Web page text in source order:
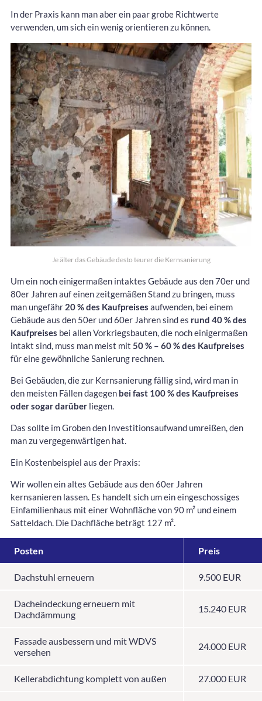
In der Praxis kann man aber ein paar grobe Richtwerte
verwenden, um sich ein wenig orientieren zu können.
Je älter das Gebäude desto teurer die Kernsanierung
Um ein noch einigermaßen intaktes Gebäude aus den 70er und
80er Jahren auf einen zeitgemäßen Stand zu bringen, muss
man ungefähr 20 % des Kaufpreises aufwenden, bei einem
Gebäude aus den 50er und 60er Jahren sind es rund 40 % des
Kaufpreises bei allen Vorkriegsbauten, die noch einigermaßen
intakt sind, muss man meist mit 50 % – 60 % des Kaufpreises
für eine gewöhnliche Sanierung rechnen.
Bei Gebäuden, die zur Kernsanierung fällig sind, wird man in
den meisten Fällen dagegen bei fast 100 % des Kaufpreises
oder sogar darüber liegen.
Das sollte im Groben den Investitionsaufwand umreißen, den
man zu vergegenwärtigen hat.
Ein Kostenbeispiel aus der Praxis:
Wir wollen ein altes Gebäude aus den 60er Jahren
kernsanieren lassen. Es handelt sich um ein eingeschossiges
Einfamilienhaus mit einer Wohnfläche von 90 m² und einem
Satteldach. Die Dachfläche beträgt 127 m².
Posten Preis
Dachstuhl erneuern 9.500 EUR
Dacheindeckung erneuern mit
Dachdämmung
15.240 EUR
Fassade ausbessern und mit WDVS
versehen
24.000 EUR
Kellerabdichtung komplett von außen 27.000 EUR